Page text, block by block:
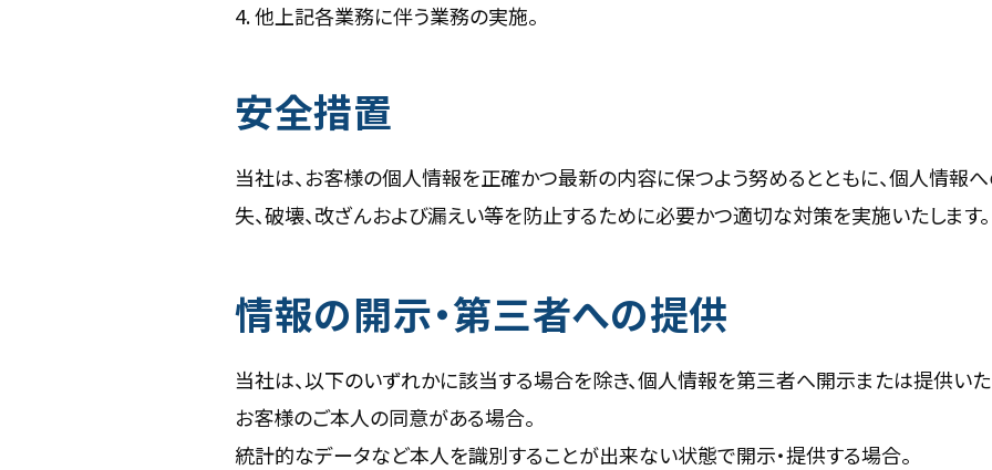
4. 他上記各業務に伴う業務の実施。
安全措置
当社は、お客様の個人情報を正確かつ最新の内容に保つよう努めるとともに、個人情報
失、破壊、改ざんおよび漏えい等を防止するために必要かつ適切な対策を実施いたします。
情報の開示・第三者への提供
当社は、以下のいずれかに該当する場合を除き、個人情報を第三者へ開示または提供いた
お客様のご本人の同意がある場合。
統計的なデータなど本人を識別することが出来ない状態で開示・提供する場合。